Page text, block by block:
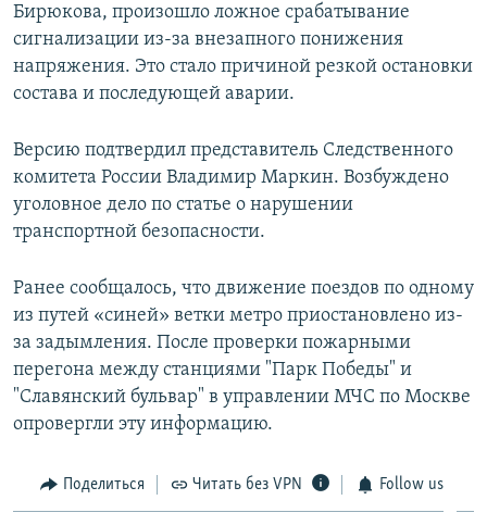
Бирюкова, произошло ложное срабатывание
сигнализации из-за внезапного понижения
напряжения. Это стало причиной резкой остановки
состава и последующей аварии.
Версию подтвердил представитель Следственного
комитета России Владимир Маркин. Возбуждено
уголовное дело по статье о нарушении
транспортной безопасности.
Ранее сообщалось, что движение поездов по одному
из путей «синей» ветки метро приостановлено из-
за задымления. После проверки пожарными
перегона между станциями "Парк Победы" и
"Славянский бульвар" в управлении МЧС по Москве
опровергли эту информацию.
Поделиться Читать без VPN Follow us